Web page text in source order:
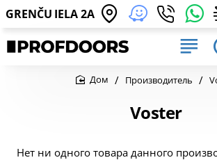
GRENČU IELA 2A
Voster
Производитель
Нет ни одного товара данного